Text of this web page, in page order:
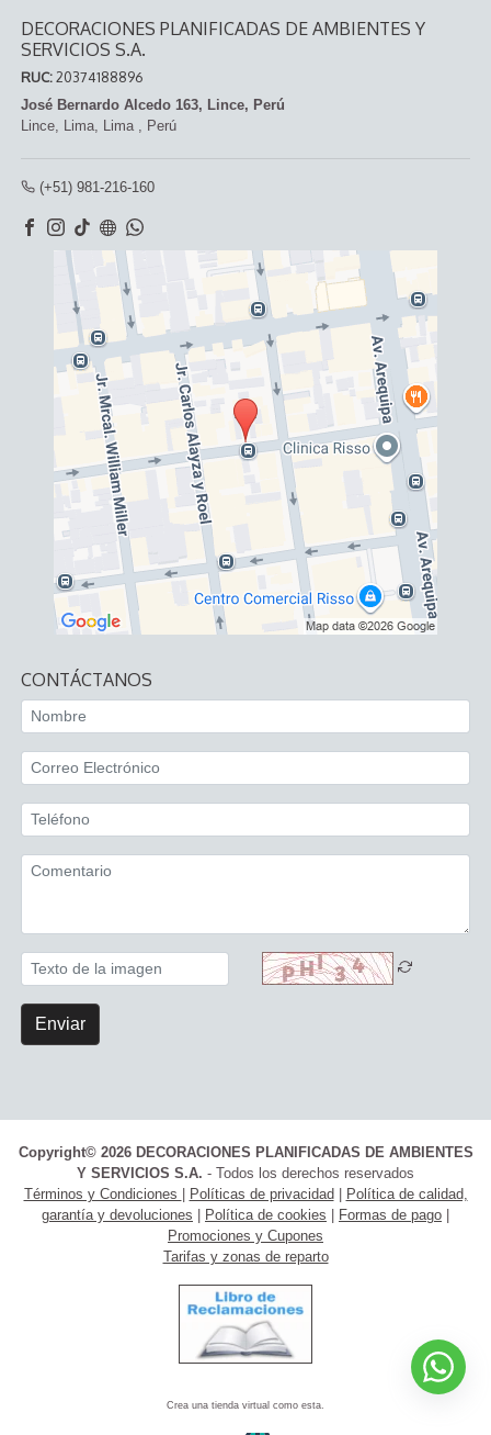
DECORACIONES PLANIFICADAS DE AMBIENTES Y
SERVICIOS S.A.
RUC:20374188896
José Bernardo Alcedo 163, Lince, Perú
Lince, Lima, Lima Perú
(+51) 981-216-160
CONTÁCTANOS
Enviar
Copyright© 2026 DECORACIONES PLANIFICADAS DE AMBIENTES
Y SERVICIOS S.A. - Todos los derechos reservados
Términos y Condiciones | Políticas de privacidad| Política de calidad,
garantía y devoluciones | Política de cookies | Formas de pago |
Promociones y Cupones
Tarifas y zonas de reparto
Crea una tienda virtual como esta.